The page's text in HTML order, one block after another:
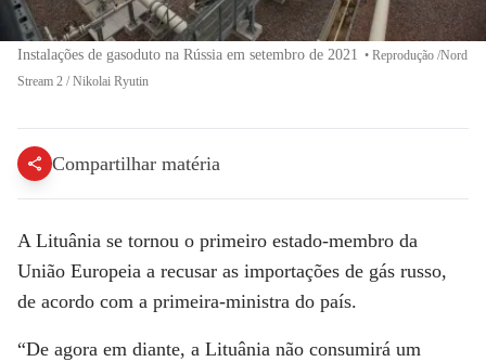
Instalações de gasoduto na Rússia em setembro de 2021 • Reprodução /Nord
Stream 2 / Nikolai Ryutin
Compartilhar matéria
A Lituânia se tornou o primeiro estado-membro da
União Europeia a recusar as importações de gás russo,
de acordo com a primeira-ministra do país.
“De agora em diante, a Lituânia não consumirá um